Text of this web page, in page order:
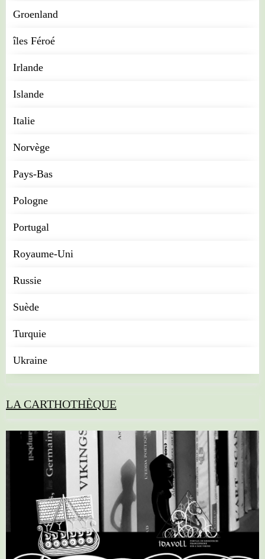
Groenland
îles Féroé
Irlande
Islande
Italie
Norvège
Pays-Bas
Pologne
Portugal
Royaume-Uni
Russie
Suède
Turquie
Ukraine
LA CARTHOTHÈQUE